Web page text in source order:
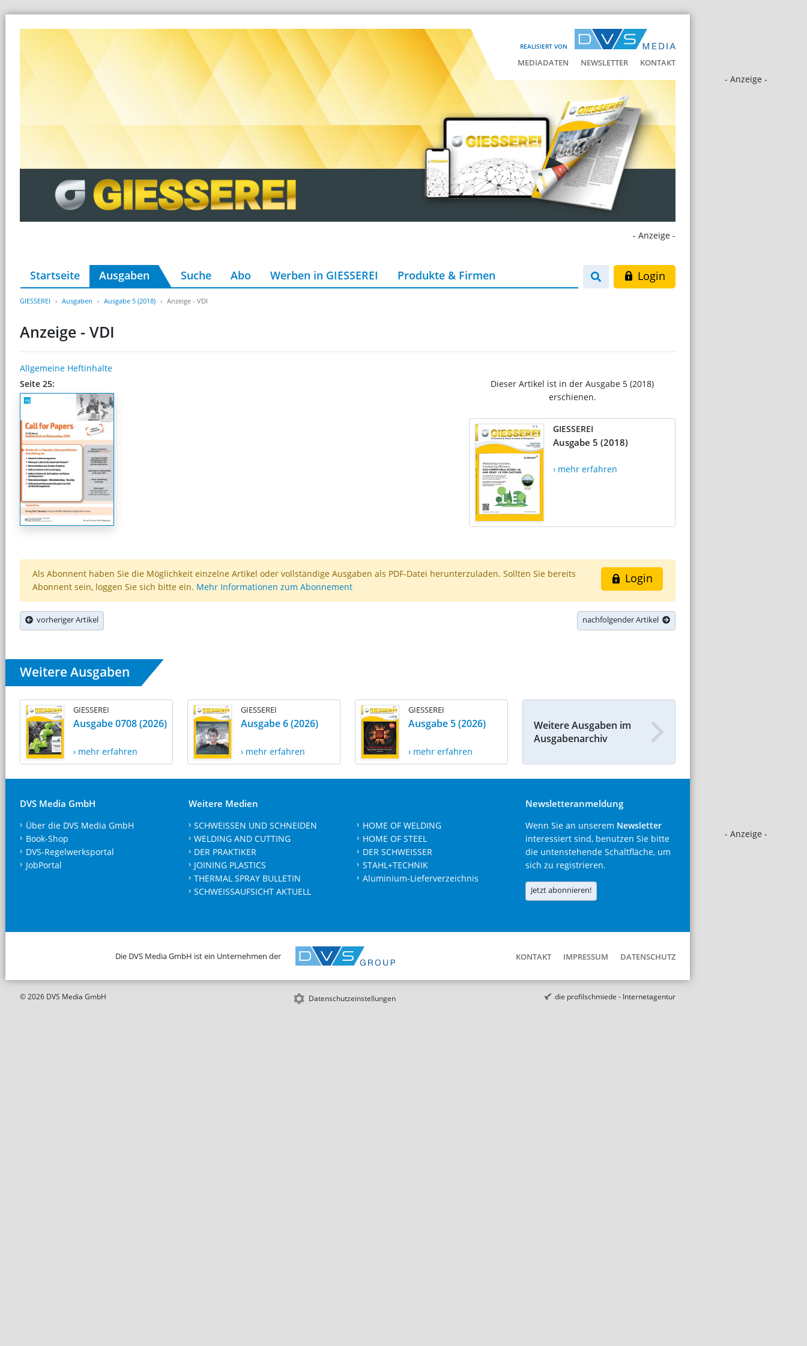
REALISIERT VON
MEDIADATEN NEWSLETTER KONTAKT
- Anzeige -
- Anzeige -
- Anzeige -
Startseite Ausgaben Suche Abo Werben in GIESSEREI Produkte & Firmen Login
GIESSEREI Ausgaben Ausgabe 5 (2018) Anzeige - VDI
Anzeige - VDI
Allgemeine Heftinhalte
Seite 25:
Dieser Artikel ist in der Ausgabe 5 (2018)
erschienen.
GIESSEREI
Ausgabe 5 (2018)
› mehr erfahren
Login
Als Abonnent haben Sie die Möglichkeit einzelne Artikel oder vollständige Ausgaben als PDF-Datei herunterzuladen. Sollten Sie bereits
Abonnent sein, loggen Sie sich bitte ein. Mehr Informationen zum Abonnement
vorheriger Artikel nachfolgender Artikel
Weitere Ausgaben
GIESSEREI
Ausgabe 0708 (2026)
› mehr erfahren
GIESSEREI
Ausgabe 6 (2026)
› mehr erfahren
GIESSEREI
Ausgabe 5 (2026)
› mehr erfahren
Weitere Ausgaben im
Ausgabenarchiv
DVS Media GmbH
Über die DVS Media GmbH
Book-Shop
DVS-Regelwerksportal
JobPortal
Weitere Medien
SCHWEISSEN UND SCHNEIDEN
WELDING AND CUTTING
DER PRAKTIKER
JOINING PLASTICS
THERMAL SPRAY BULLETIN
SCHWEISSAUFSICHT AKTUELL
HOME OF WELDING
HOME OF STEEL
DER SCHWEISSER
STAHL+TECHNIK
Aluminium-Lieferverzeichnis
Newsletteranmeldung
Wenn Sie an unserem Newsletter
interessiert sind, benutzen Sie bitte
die untenstehende Schaltfläche, um
sich zu registrieren.
Jetzt abonnieren!
Die DVS Media GmbH ist ein Unternehmen der KONTAKT IMPRESSUM DATENSCHUTZ
© 2026 DVS Media GmbH Datenschutzeinstellungen die profilschmiede - Internetagentur